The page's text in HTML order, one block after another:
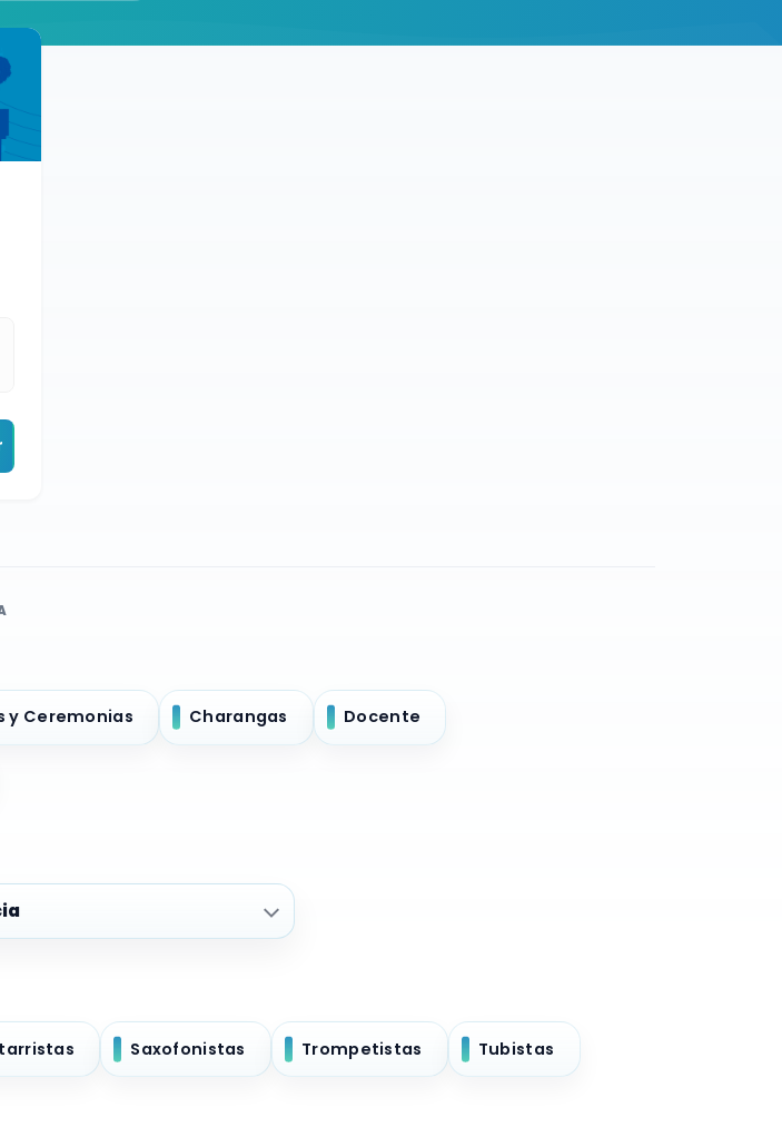
y Ceremonias Charangas Docente
Saxofonistas Trompetistas Tubistas